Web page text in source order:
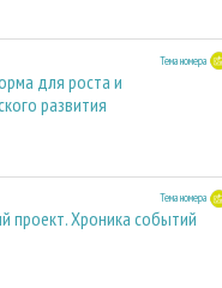
Тема номера
для роста и
развития
Тема номера
проект. Хроника событий